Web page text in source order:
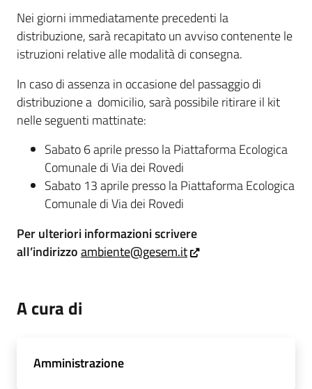
Nei giorni immediatamente precedenti la
distribuzione, sarà recapitato un avviso contenente le
istruzioni relative alle modalità di consegna.
In caso di assenza in occasione del passaggio di
distribuzione a domicilio, sarà possibile ritirare il kit
nelle seguenti mattinate:
Sabato 6 aprile presso la Piattaforma Ecologica
Comunale di Via dei Rovedi
Sabato 13 aprile presso la Piattaforma Ecologica
Comunale di Via dei Rovedi
Per ulteriori informazioni scrivere
all’indirizzoambiente@gesem.it
A cura di
Amministrazione